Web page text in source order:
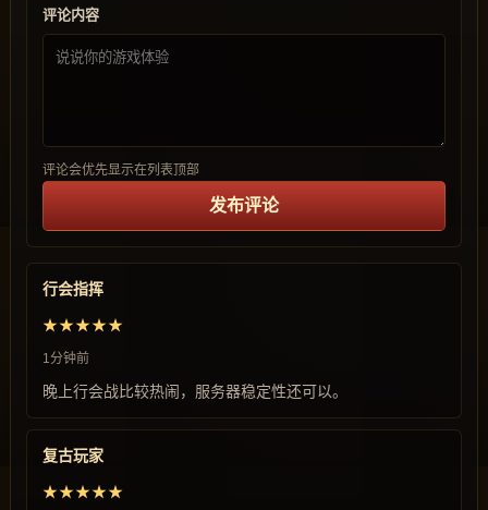
评论内容
评论会优先显示在列表顶部
发布评论
行会指挥
★★★★★
1分钟前
晚上行会战比较热闹，服务器稳定性还可以。
复古玩家
★★★★★